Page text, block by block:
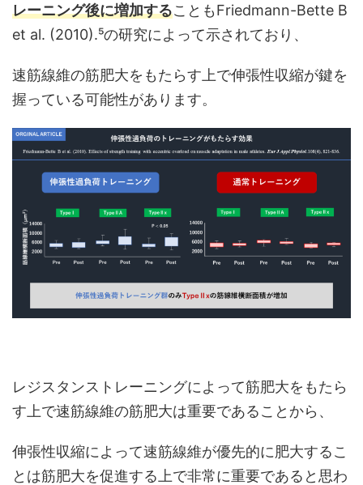
レーニング後に増加することもFriedmann-Bette B
et al. (2010).⁵の研究によって示されており、
速筋線維の筋肥大をもたらす上で伸張性収縮が鍵を
握っている可能性があります。
レジスタンストレーニングによって筋肥大をもたら
す上で速筋線維の筋肥大は重要であることから、
伸張性収縮によって速筋線維が優先的に肥大するこ
とは筋肥大を促進する上で非常に重要であると思わ